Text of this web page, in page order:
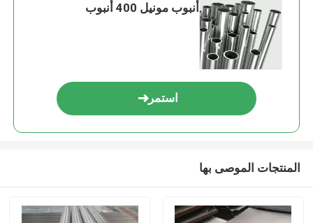
أنبوب مونيل 400 أنبوب
استمر
المنتجات الموصى بها